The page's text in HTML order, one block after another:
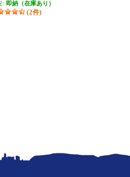
: 即納（在庫あり）
(2件)